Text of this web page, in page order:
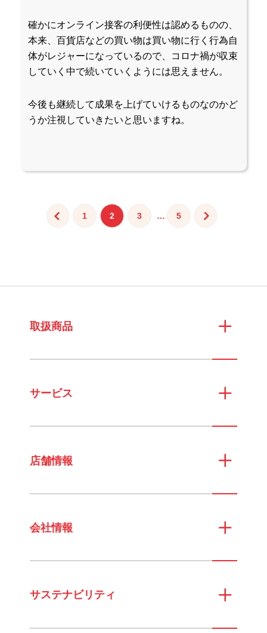
確かにオンライン接客の利便性は認めるものの、
本来、百貨店などの買い物は買い物に行く行為自
体がレジャーになっているので、コロナ禍が収束
していく中で続いていくようには思えません。
今後も継続して成果を上げていけるものなのかど
うか注視していきたいと思いますね。
り
1 2 3 … 5
取扱商品
サービス
店舗情報
会社情報
サステナビリティ